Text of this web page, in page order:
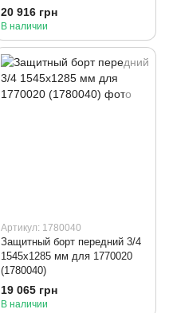
20 916 грн
В наличии
Артикул: 1780040
Защитный борт передний 3/4
1545x1285 мм для 1770020
(1780040)
19 065 грн
В наличии